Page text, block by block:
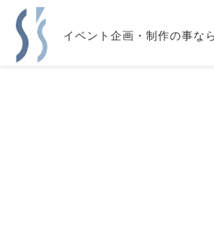
イベント企画・制作の事な